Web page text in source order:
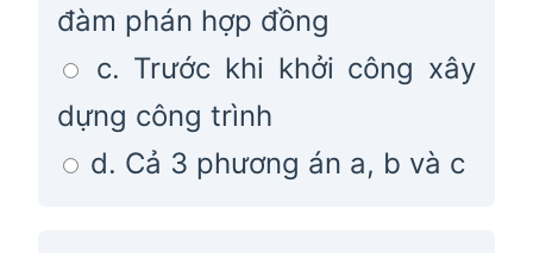
đàm phán hợp đồng
c. Trước khi khởi công xây
dựng công trình
d. Cả 3 phương án a, b và c